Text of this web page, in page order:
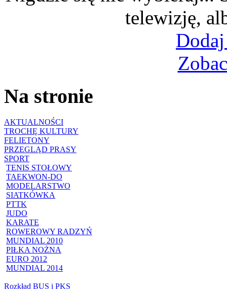
telewizję,
Na stronie
AKTUALNOŚCI
TROCHĘ KULTURY
FELIETONY
PRZEGLĄD PRASY
SPORT
TENIS STOŁOWY
TAEKWON-DO
MODELARSTWO
SIATKÓWKA
PTTK
JUDO
KARATE
ROWEROWY RADZYŃ
MUNDIAL 2010
PIŁKA NOŻNA
EURO 2012
MUNDIAL 2014
Rozkład BUS i PKS